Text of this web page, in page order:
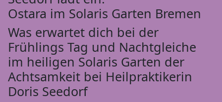
Ostara im Solaris Garten Bremen
Was erwartet dich bei der
Frühlings Tag und Nachtgleiche
im heiligen Solaris Garten der
Achtsamkeit bei Heilpraktikerin
Doris Seedorf